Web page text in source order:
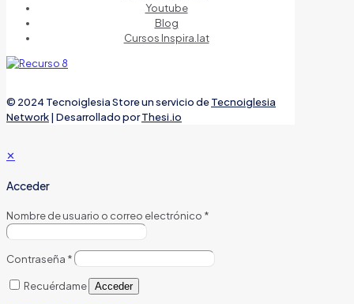
Youtube
Blog
Cursos Inspira.lat
© 2024 Tecnoiglesia Store un servicio deTecnoiglesia
Network| Desarrollado porThesi.io
✕
Acceder
Nombre de usuario o correo electrónico *
Contraseña *
Recuérdame Acceder